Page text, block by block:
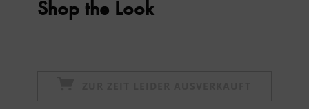
Shop the Look